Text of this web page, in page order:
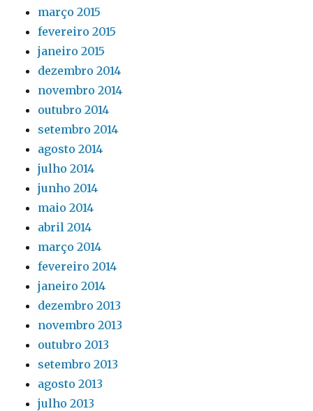
março 2015
fevereiro 2015
janeiro 2015
dezembro 2014
novembro 2014
outubro 2014
setembro 2014
agosto 2014
julho 2014
junho 2014
maio 2014
abril 2014
março 2014
fevereiro 2014
janeiro 2014
dezembro 2013
novembro 2013
outubro 2013
setembro 2013
agosto 2013
julho 2013